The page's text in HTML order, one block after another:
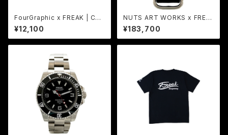
FourGraphic x FREAK | COL
LABORATION LONG SLEEV
E Tee WH
¥12,100
NUTS ART WORKS x FREA
K | COLLABORATION WAT
CH
¥183,700